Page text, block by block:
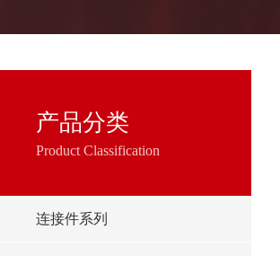
产品分类
Product Classification
连接件系列